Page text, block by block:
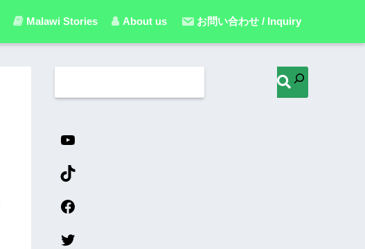
Malawi Stories About us お問い合わせ / Inquiry